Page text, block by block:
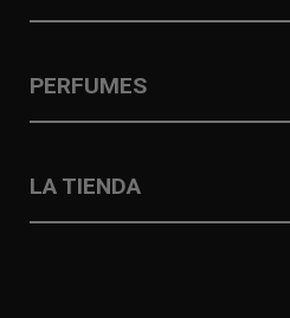
PERFUMES
LA TIENDA